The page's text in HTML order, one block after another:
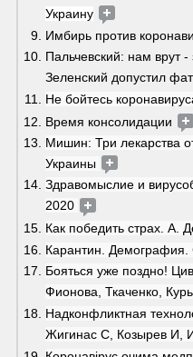
Украину
Имбирь против
Пальчевский: нам врут
Зеленский допустил
Не бойтесь
Время консолидации
Мишин: Три лекарства
Украины
Здравомыслие и
2020
Как победить страх. А.
Карантин. Демография.
Бояться уже поздно!
Фионова, Ткаченко,
Надконфликтная
Жигинас С, Козырев И,